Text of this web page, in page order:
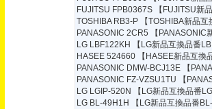
FUJITSU FPB0367S
【FUJITSU新
TOSHIBA RB3-P
【TOSHIBA新品
PANASONIC 2CR5
【
LG LBF122KH
【LG新品互換品番
HASEE 524660
【HASEE新品互
PANASONIC DMW-BCJ13E
【
PANASONIC FZ-VZSU1TU
【
LG LGIP-520N
【LG新品互換品番
LG BL-49H1H
【LG新品互換品番